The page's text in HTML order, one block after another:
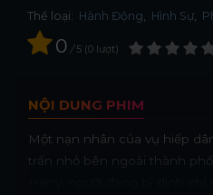
Thể loại: Hành Động, Hình Sự,
0 / 5 0 lượt
NỘI DUNG PHIM
Một nạn nhân của vụ hiếp
trấn nhỏ bên ngoài thành